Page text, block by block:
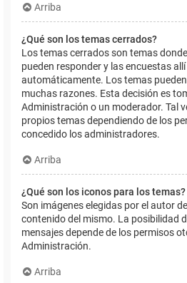
Arriba
¿Qué son los temas cerrados?
Los temas cerrados son temas
pueden responder y las encuestas
automáticamente. Los temas
muchas razones. Esta decisión es
Administración o un moderador. Tal
propios temas dependiendo de los
concedido los administradores.
Arriba
¿Qué son los iconos para los temas?
Son imágenes elegidas por el autor
contenido del mismo. La posibilidad
mensajes depende de los permisos
Administración.
Arriba